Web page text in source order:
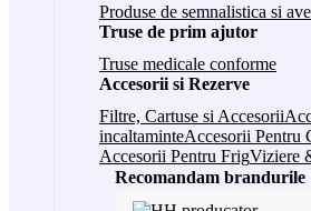
Produse de semnalistica si
Truse de prim ajutor
Truse medicale conforme
Accesorii si Rezerve
Filtre, Cartuse si Accesorii
incaltaminteAccesorii Pentru
Accesorii Pentru FrigViziere
Recomandam brandurile